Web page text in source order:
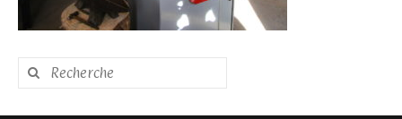
Rechercher
: